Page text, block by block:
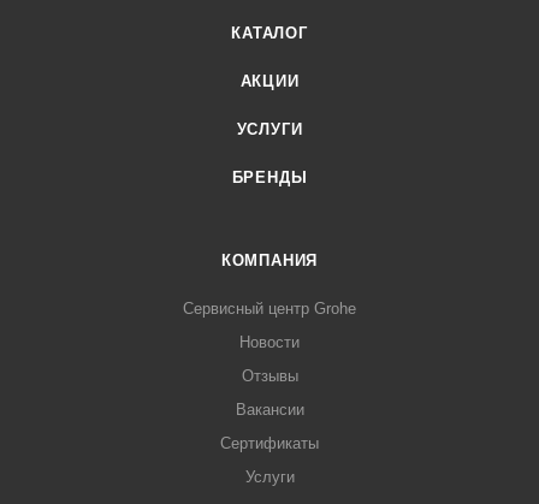
КАТАЛОГ
АКЦИИ
УСЛУГИ
БРЕНДЫ
КОМПАНИЯ
Сервисный центр Grohe
Новости
Отзывы
Вакансии
Сертификаты
Услуги